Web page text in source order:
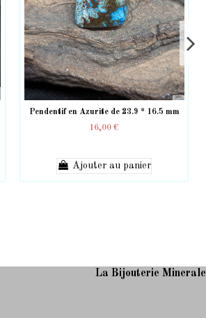
Pendentif en Azurite de 23.9 * 16.5 mm
16,00 €
Ajouter au panier
La Bijouterie Minerale